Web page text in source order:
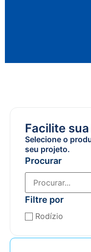
Facilite
Selecione o
seu projeto.
Procurar
Filtre por
Rodízio